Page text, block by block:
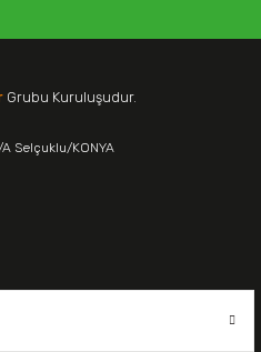
Grubu Kuruluşudur.
Selçuklu/KONYA